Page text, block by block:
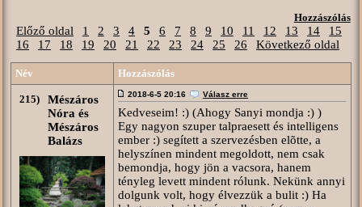
Hozzászólás
Előző oldal 1 2 3 4 5 6 7 8 9 10 11 12 13 14
15
16
17 18 19 20 21 22 23 24 25 26 Következő oldal
Név Hozzászólás
215)
Mészáros
Nóra és
Mészáros
Balázs
2018-6-5 20:16 Válasz erre
Kedveseim! :) (Ahogy Sanyi mondja :) )
Egy nagyon szuper talpraesett és intelligens
ember :) segített a szervezésben elõtte, a
helyszínen mindent megoldott, nem csak
bemondja, hogy jön a vacsora, hanem
tényleg levett mindent rólunk. Nekünk annyi
dolgunk volt, hogy élvezzük a bulit :) Ha